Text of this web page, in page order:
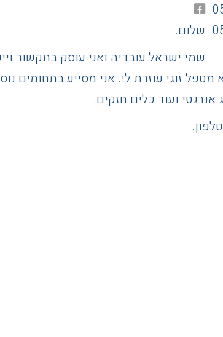
שלום.
מטפל זוגי עוזרת לי. אני מסייע בתחומים
ועוד כלים חזקים.